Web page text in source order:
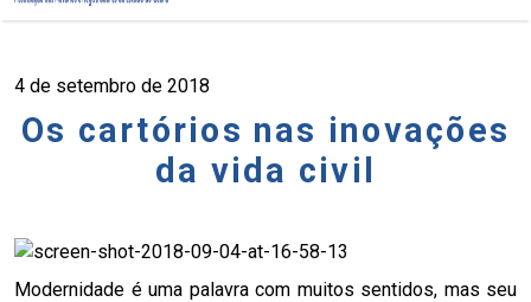
4 de setembro de 2018
Os cartórios nas inovações
da vida civil
Modernidade é uma palavra com muitos sentidos, mas seu